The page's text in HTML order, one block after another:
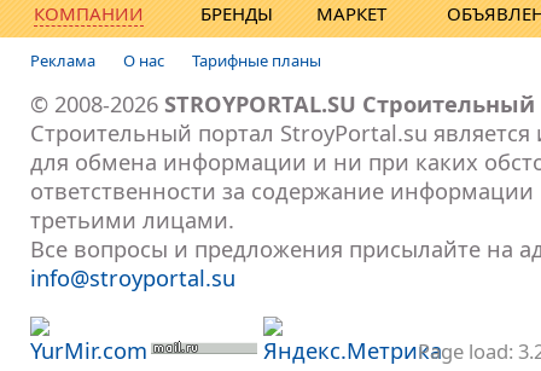
КОМПАНИИ БРЕНДЫ МАРКЕТ
Реклама О нас Тарифные планы
© 2008-2026 STROYPORTAL.SU
Строительный портал StroyPortal.su
для обмена информации и ни при каких
ответственности за содержание информации
третьими лицами.
Все вопросы и предложения присылайте на
info@stroyportal.su
Page load: